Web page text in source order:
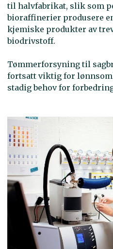
til halvfabrikat, slik som
bioraffinerier produsere
kjemiske produkter av
biodrivstoff.
Tømmerforsyning til
fortsatt viktig for
stadig behov for